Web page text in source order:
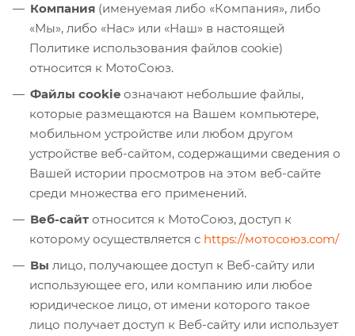
Компания (именуемая либо «Компания», либо
«Мы», либо «Нас» или «Наш» в настоящей
Политике использования файлов cookie)
относится к МотоСоюз.
Файлы cookie означают небольшие файлы,
которые размещаются на Вашем компьютере,
мобильном устройстве или любом другом
устройстве веб-сайтом, содержащими сведения о
Вашей истории просмотров на этом веб-сайте
среди множества его применений.
Веб-сайт относится к МотоСоюз, доступ к
которому осуществляется с https://мотосоюз.com/
Вы лицо, получающее доступ к Веб-сайту или
использующее его, или компанию или любое
юридическое лицо, от имени которого такое
лицо получает доступ к Веб-сайту или использует